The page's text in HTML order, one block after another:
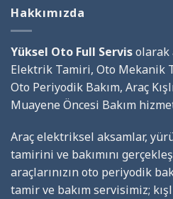
Hakkımızda
Yüksel Oto Full Servisolarak
Elektrik Tamiri, Oto Mekanik
Oto Periyodik Bakım, Araç
Muayene Öncesi Bakım
Araç elektriksel aksamlar,
tamirini ve bakımını
araçlarınızın oto periyodik
tamir ve bakım servisimiz;